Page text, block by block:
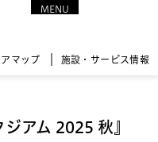
マップ 施設・サービス情報
MENU
ジアム 2025 秋』